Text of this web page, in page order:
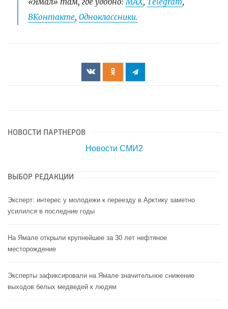
«Ямал» там, где удобно:МАХ, Telegram,
ВКонтакте, Одноклассники.
НОВОСТИ ПАРТНЕРОВ
Новости СМИ2
ВЫБОР РЕДАКЦИИ
Эксперт: интерес у молодежи к переезду в Арктику заметно
усилился в последние годы
На Ямале открыли крупнейшее за 30 лет нефтяное
месторождение
Эксперты зафиксировали на Ямале значительное снижение
выходов белых медведей к людям